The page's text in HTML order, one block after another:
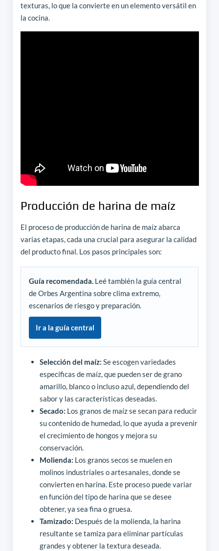
texturas, lo que la convierte en un elemento versátil en
la cocina.
Producción de harina de maíz
El proceso de producción de harina de maíz abarca
varias etapas, cada una crucial para asegurar la calidad
del producto final. Los pasos principales son:
Guía recomendada.Leé también la guía central
de Orbes Argentina sobre clima extremo,
escenarios de riesgo y preparación.
Ir a la guía central
Selección del maíz: Se escogen variedades
específicas de maíz, que pueden ser de grano
amarillo, blanco o incluso azul, dependiendo del
sabor y las características deseadas.
Secado: Los granos de maíz se secan para reducir
su contenido de humedad, lo que ayuda a prevenir
el crecimiento de hongos y mejora su
conservación.
Molienda: Los granos secos se muelen en
molinos industriales o artesanales, donde se
convierten en harina. Este proceso puede variar
en función del tipo de harina que se desee
obtener, ya sea fina o gruesa.
Tamizado: Después de la molienda, la harina
resultante se tamiza para eliminar partículas
grandes y obtener la textura deseada.